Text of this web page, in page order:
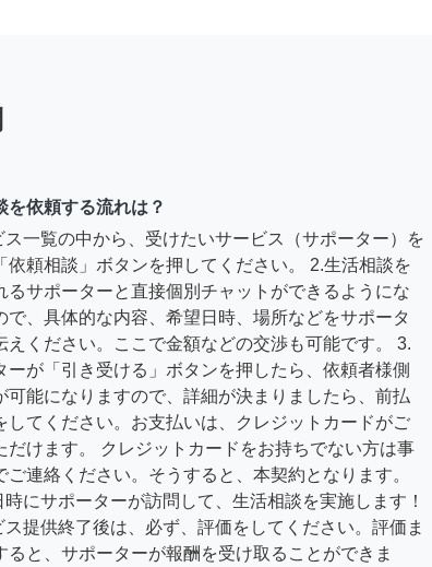
を依頼する流れは？
ス一覧の中から、受けたいサービス（サポーター）を
依頼相談」ボタンを押してください。 2.生活相談を
るサポーターと直接個別チャットができるようにな
で、具体的な内容、希望日時、場所などをサポータ
えください。ここで金額などの交渉も可能です。 3.
ーが「引き受ける」ボタンを押したら、依頼者様側
可能になりますので、詳細が決まりましたら、前払
してください。お支払いは、クレジットカードがご
だけます。 クレジットカードをお持ちでない方は事
ご連絡ください。そうすると、本契約となります。
時にサポーターが訪問して、生活相談を実施します！
ス提供終了後は、必ず、評価をしてください。評価ま
ると、サポーターが報酬を受け取ることができま